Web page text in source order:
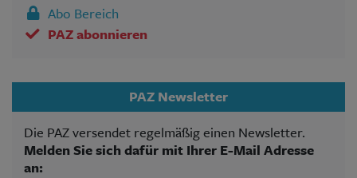
Abo Bereich
PAZ abonnieren
PAZ Newsletter
Die PAZ versendet regelmäßig einen Newsletter.
Melden Sie sich dafür mit Ihrer E-Mail Adresse
an: